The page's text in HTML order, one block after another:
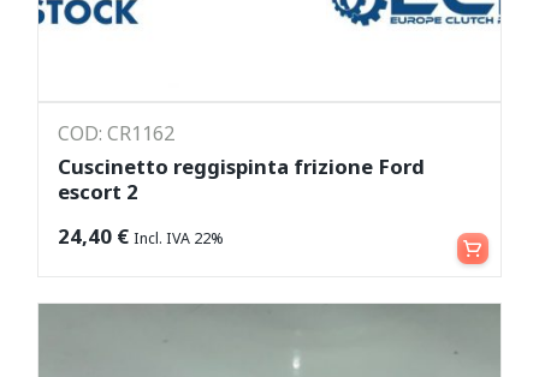
COD: CR1162
Cuscinetto reggispinta frizione Ford
escort 2
24,40 € Incl. IVA 22% Aggiungi al carrello